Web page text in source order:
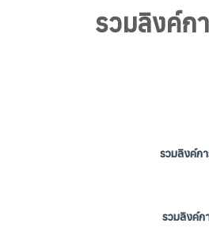
รวมลิงค์ก
รวมลิงค์ก
รวมลิงค์ก